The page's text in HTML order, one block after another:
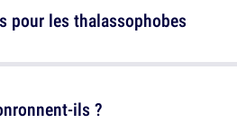
ils ?
pour les thalassophobes